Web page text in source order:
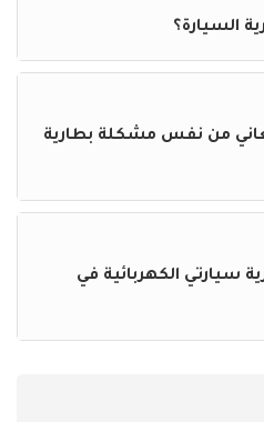
السيارة؟
من نفس مشكلة بطارية
سيارتي الكهربائية في